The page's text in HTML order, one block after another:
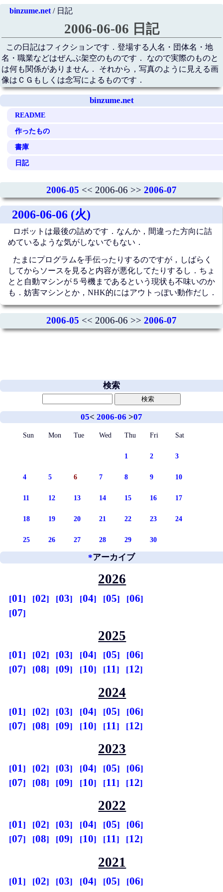
binzume.net/ 日記
2006-06-06 日記
この日記はフィクションです．登場する人名・団体名・地
名・職業などはぜんぶ架空のものです． なので実際のものと
は何も関係がありません． それから，写真のように見える画
像はＣＧもしくは念写によるものです．
binzume.net
README
作ったもの
書庫
日記
2006-05 << 2006-06 >> 2006-07
2006-06-06 (火)
ロボットは最後の詰めです．なんか，間違った方向に詰
めているような気がしないでもない．
たまにプログラムを手伝ったりするのですが，しばらく
してからソースを見ると内容が悪化してたりするし．ちょ
とと自動マシンが５号機まであるという現状も不味いのか
も．妨害マシンとか，NHK的にはアウトっぽい動作だし．
2006-05 << 2006-06 >> 2006-07
検索
05< 2006-06 >07
Sun Mon Tue Wed Thu Fri Sat
1 2 3
4 5 6 7 8 9 10
11 12 13 14 15 16 17
18 19 20 21 22 23 24
25 26 27 28 29 30
*アーカイブ
2026
01 02 03 04 05
06
07
2025
01 02 03 04 05
06
07
08 09 10 11 12
2024
01 02 03 04 05
06
07
08 09 10 11 12
2023
01 02 03 04 05
06
07
08 09 10 11 12
2022
01 02 03 04 05
06
07
08 09 10 11 12
2021
01 02 03 04 05
06